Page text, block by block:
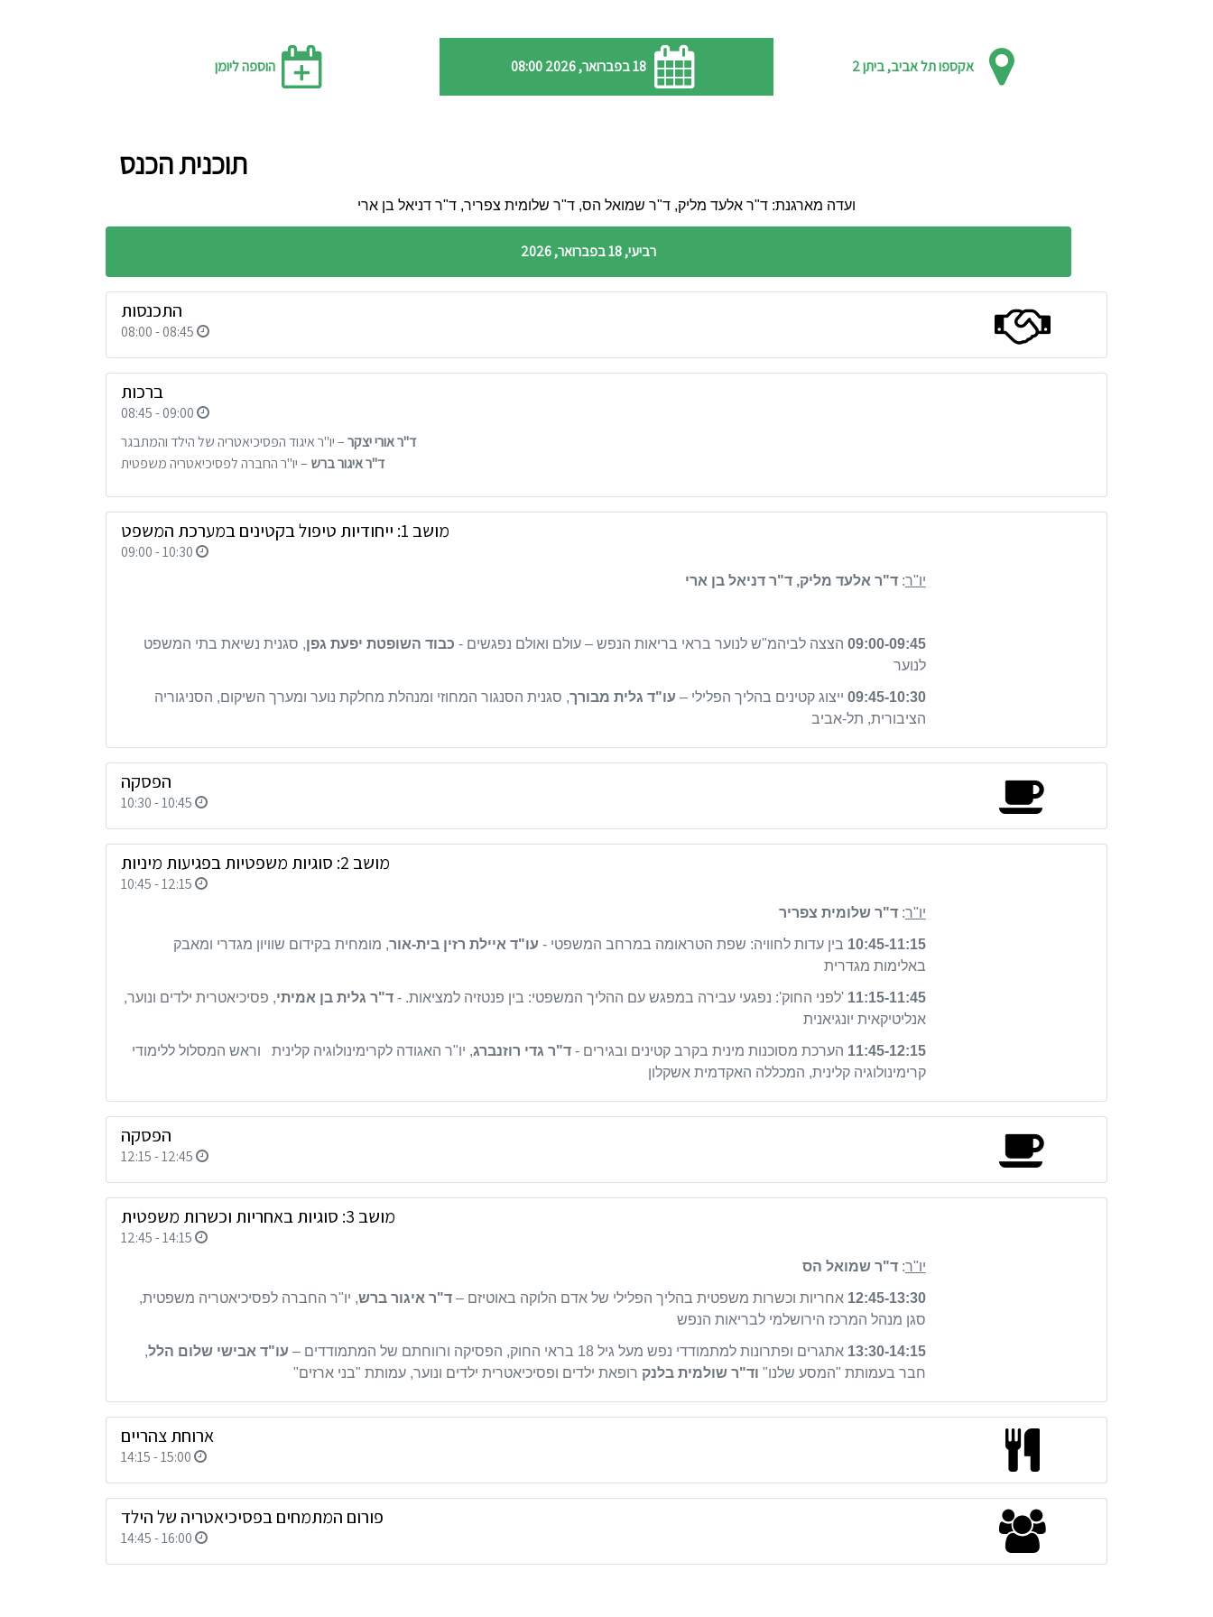
אקספו תל אביב, ביתן 2 18 בפברואר, 2026 08:00 הוספה ליומן
תוכנית הכנס
ועדה מארגנת: ד"ר אלעד מליק, ד"ר שמואל הס, ד"ר שלומית צפריר, ד"ר דניאל בן ארי
רביעי, 18 בפברואר, 2026
התכנסות
08:00 - 08:45
ברכות
08:45 - 09:00
ד"ר אורי יצקר– יו"ר איגוד הפסיכיאטריה של הילד והמתבגר
ד"ר איגור ברש – יו"ר החברה לפסיכיאטריה משפטית
מושב 1: ייחודיות טיפול בקטינים במערכת המשפט
09:00 - 10:30
יו"ר:ד"ר אלעד מליק, ד"ר דניאל בן ארי
09:00-09:45 הצצה לביהמ"ש לנוער בראי בריאות הנפש – עולם ואולם נפגשים - כבוד השופטת יפעת גפן, סגנית נשיאת בתי המשפט
לנוער
09:45-10:30 ייצוג קטינים בהליך הפלילי – עו"ד גלית מבורך, סגנית הסנגור המחוזי ומנהלת מחלקת נוער ומערך השיקום, הסניגוריה
הציבורית, תל-אביב
הפסקה
10:30 - 10:45
מושב 2: סוגיות משפטיות בפגיעות מיניות
10:45 - 12:15
יו"ר:ד"ר שלומית צפריר
10:45-11:15 בין עדות לחוויה: שפת הטראומה במרחב המשפטי - עו"ד איילת רזין בית-אור, מומחית בקידום שוויון מגדרי ומאבק
באלימות מגדרית
11:15-11:45 'לפני החוק': נפגעי עבירה במפגש עם ההליך המשפטי: בין פנטזיה למציאות. - ד"ר גלית בן אמיתי, פסיכיאטרית ילדים ונוער,
אנליטיקאית יונגיאנית
11:45-12:15 הערכת מסוכנות מינית בקרב קטינים ובגירים - ד"ר גדי רוזנברג, יו"ר האגודה לקרימינולוגיה קלינית
וראש המסלול ללימודי
קרימינולוגיה קלינית, המכללה האקדמית אשקלון
הפסקה
12:15 - 12:45
מושב 3: סוגיות באחריות וכשרות משפטית
12:45 - 14:15
יו"ר:ד"רשמואל הס
12:45-13:30 אחריות וכשרות משפטית בהליך הפלילי של אדם הלוקה באוטיזם –ד"ר איגור ברש, יו"ר החברה לפסיכיאטריה משפטית,
סגן מנהל המרכז הירושלמי לבריאות הנפש
13:30-14:15 אתגרים ופתרונות למתמודדי נפש מעל גיל 18 בראי החוק, הפסיקה ורווחתם של המתמודדים – עו"ד אבישי שלום הלל,
חבר בעמותת "המסע שלנו" וד"ר שולמית בלנק רופאת ילדים ופסיכיאטרית ילדים ונוער, עמותת "בני ארזים"
ארוחת צהריים
14:15 - 15:00
פורום המתמחים בפסיכיאטריה של הילד
14:45 - 16:00